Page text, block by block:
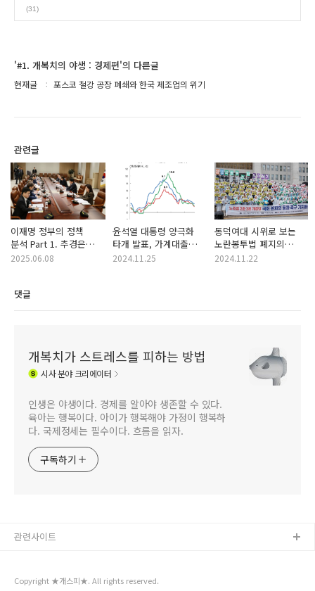
(31)
'#1. 개복치의 야생 : 경제편'의 다른글
현재글 포스코 철강 공장 폐쇄와 한국 제조업의 위기
관련글
이재명 정부의 정책
분석 Part 1. 추경은
스태그플레이션을
2025.06.08
윤석열 대통령 양극화
타개 발표, 가계대출
규제 해제하나?(feat.
2024.11.25
동덕여대 시위로 보는
노란봉투법 폐지의
중요성
2024.11.22
댓글
개복치가 스트레스를 피하는 방법
시사분야 크리에이터
인생은 야생이다. 경제를 알아야 생존할 수 있다.
육아는 행복이다. 아이가 행복해야 가정이 행복하
다. 국제정세는 필수이다. 흐름을 읽자.
구독하기
Copyright ★개스피★. All rights reserved.
관련사이트